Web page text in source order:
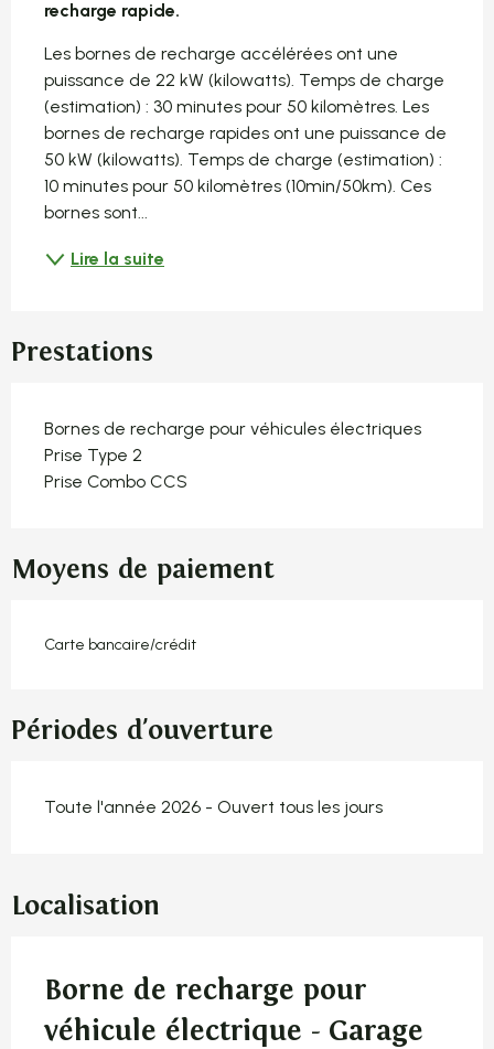
recharge rapide.
Les bornes de recharge accélérées ont une
puissance de 22 kW (kilowatts). Temps de charge
(estimation) : 30 minutes pour 50 kilomètres. Les
bornes de recharge rapides ont une puissance de
50 kW (kilowatts). Temps de charge (estimation) :
10 minutes pour 50 kilomètres (10min/50km). Ces
bornes sont...
Lire la suite
Prestations
Bornes de recharge pour véhicules électriques
Prise Type 2
Prise Combo CCS
Moyens de paiement
Carte bancaire/crédit
Périodes d'ouverture
Toute l'année 2026 - Ouvert tous les jours
Localisation
Borne de recharge pour
véhicule électrique - Garage